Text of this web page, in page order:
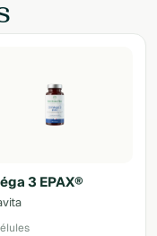
3 EPAX®